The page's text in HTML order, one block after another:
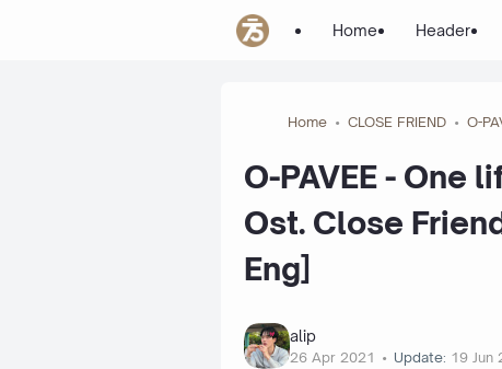
Home Header
Home CLOSE FRIEND O-
O-PAVEE - One
Ost. Close
Eng]
alip
26 Apr 2021 Update: 19 Jun